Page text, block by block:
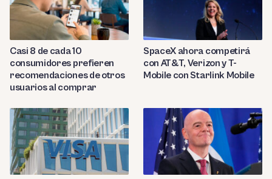
Casi 8 de cada 10
consumidores prefieren
recomendaciones de otros
usuarios al comprar
SpaceX ahora competirá
con AT&T, Verizon y T-
Mobile con Starlink Mobile